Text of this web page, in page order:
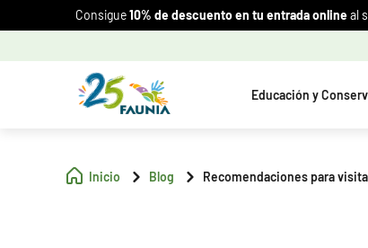
Consigue10% de descuento en tu entrada onlineal
Educación y
Inicio Blog Recomendaciones para